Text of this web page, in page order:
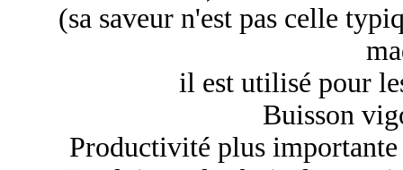
(sa saveur n'est pas celle
il est utilisé pour
Buisson
Productivité plus